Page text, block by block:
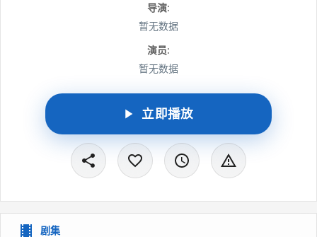
导演:
暂无数据
演员:
暂无数据
立即播放
剧集